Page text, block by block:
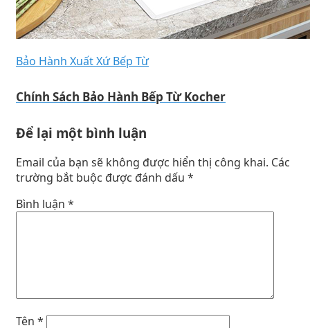
Bảo Hành Xuất Xứ Bếp Từ
Chính Sách Bảo Hành Bếp Từ Kocher
Để lại một bình luận
Email của bạn sẽ không được hiển thị công khai. Các
trường bắt buộc được đánh dấu *
Bình luận *
Tên *